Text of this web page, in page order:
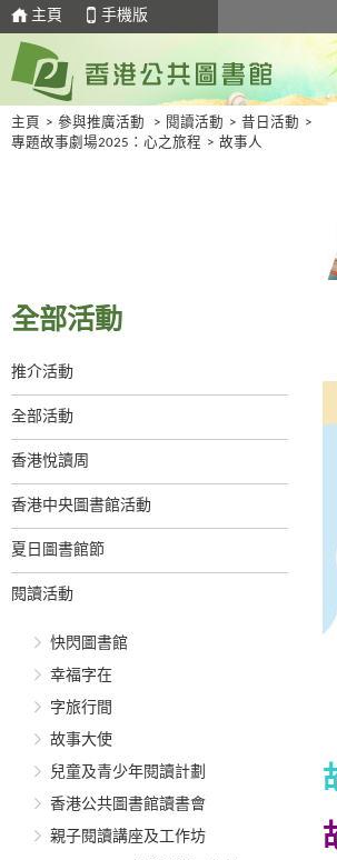
主頁 手機版
主頁 > 參與推廣活動 > 閱讀活動 > 昔日活動 >
專題故事劇場2025：心之旅程 > 故事人
全部活動
推介活動
全部活動
香港悅讀周
香港中央圖書館活動
夏日圖書館節
閱讀活動
快閃圖書館
幸福字在
字旅行間
故事大使
兒童及青少年閱讀計劃
香港公共圖書館讀書會
親子閱讀講座及工作坊